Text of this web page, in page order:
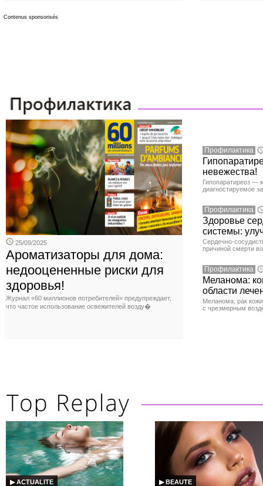
Contenus sponsorisés
25/09/2025
Ароматизаторы для дома:
недооцененные риски для
здоровья!
Журнал «60 миллионов потребителей» предупреждает,
что частое использование освежителей возду�
Профилактика
невежества!
Гипопаратиреоз —
диагностируемое
Профилактика
Здоровье
системы:
Сердечно-
причиной смерти
Профилактика
Меланома:
области
Меланома, рак
с чрезмерным
▶ ACTUALITE ▶ BEAUTE